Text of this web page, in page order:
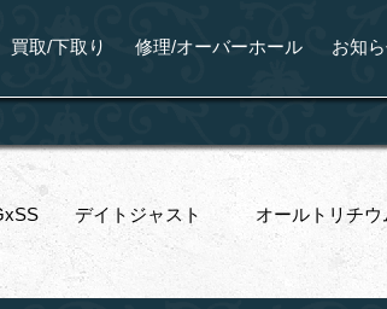
買取/下取り 修理/オーバーホール お知
デイトジャスト オールトリ